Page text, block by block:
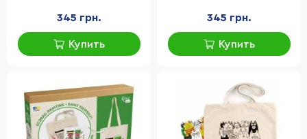
345 грн.
Купить
345 грн.
Купить